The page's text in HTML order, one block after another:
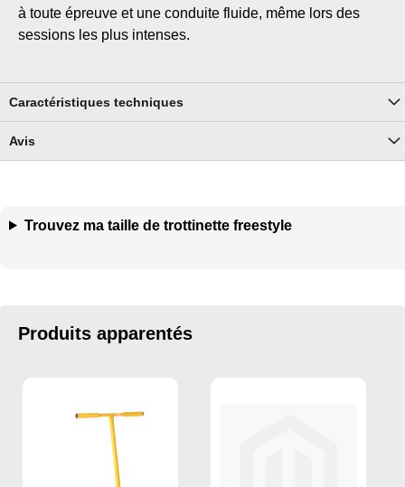
à toute épreuve et une conduite fluide, même lors des
sessions les plus intenses.
Caractéristiques techniques
Avis
Trouvez ma taille de trottinette freestyle
Produits apparentés